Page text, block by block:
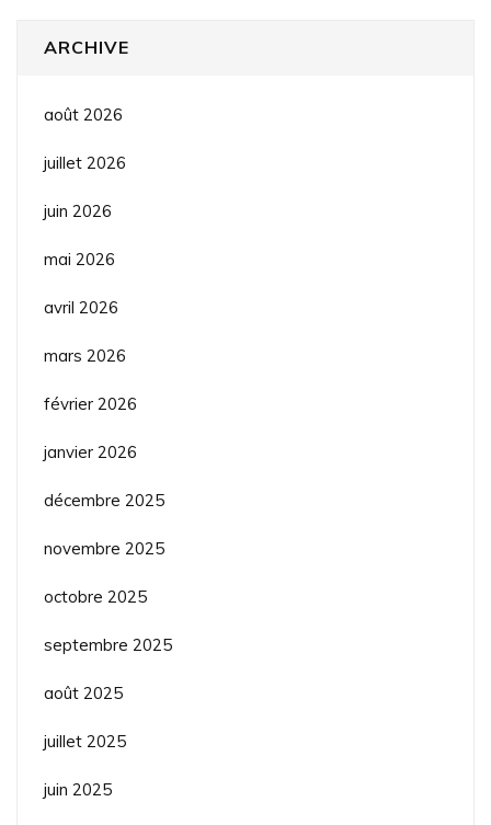
ARCHIVE
août 2026
juillet 2026
juin 2026
mai 2026
avril 2026
mars 2026
février 2026
janvier 2026
décembre 2025
novembre 2025
octobre 2025
septembre 2025
août 2025
juillet 2025
juin 2025